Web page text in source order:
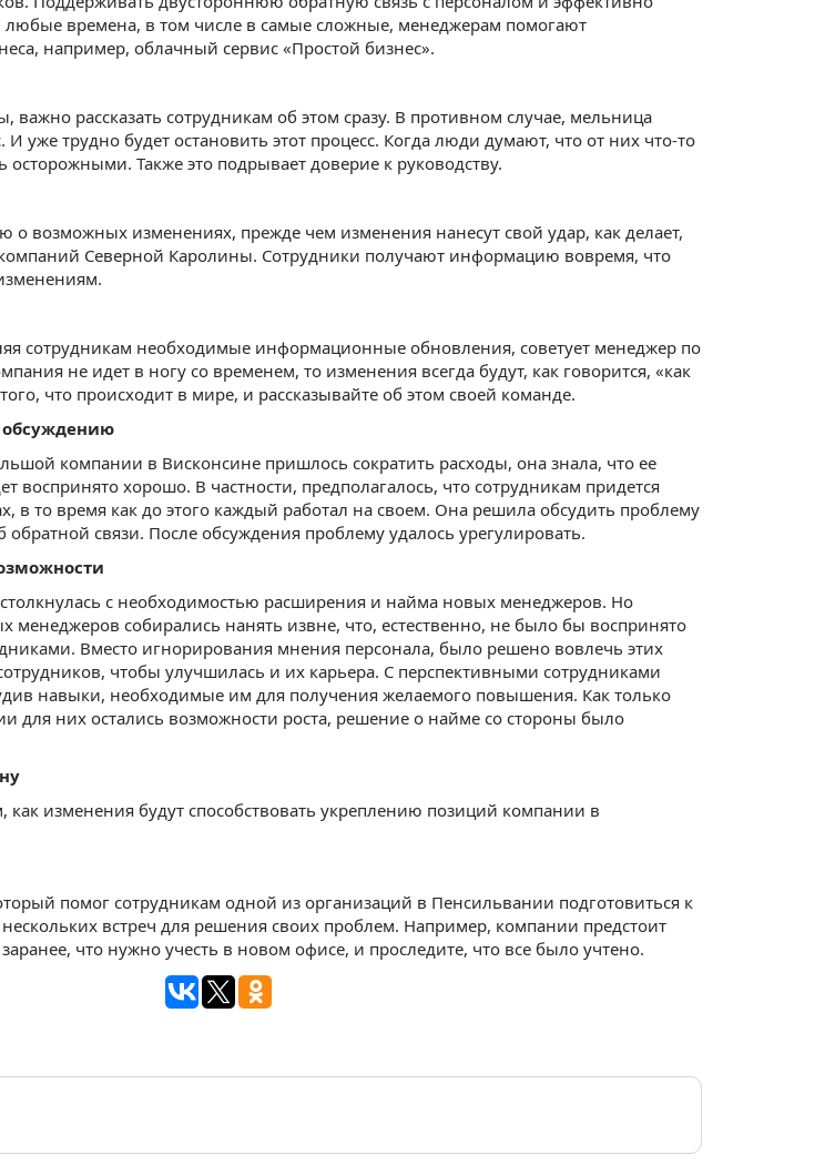
любые времена, в том числе в самые сложные, менеджерам помогают
например, облачный сервис «Простой бизнес».
важно рассказать сотрудникам об этом сразу. В противном случае, мельница
уже трудно будет остановить этот процесс. Когда люди думают, что от них что-то
осторожными. Также это подрывает доверие к руководству.
возможных изменениях, прежде чем изменения нанесут свой удар, как делает,
Северной Каролины. Сотрудники получают информацию вовремя, что
сотрудникам необходимые информационные обновления, советует менеджер по
не идет в ногу со временем, то изменения всегда будут, как говорится, «как
что происходит в мире, и рассказывайте об этом своей команде.
обсуждению
компании в Висконсине пришлось сократить расходы, она знала, что ее
воспринято хорошо. В частности, предполагалось, что сотрудникам придется
в то время как до этого каждый работал на своем. Она решила обсудить проблему
связи. После обсуждения проблему удалось урегулировать.
с необходимостью расширения и найма новых менеджеров. Но
менеджеров собирались нанять извне, что, естественно, не было бы воспринято
Вместо игнорирования мнения персонала, было решено вовлечь этих
чтобы улучшилась и их карьера. С перспективными сотрудниками
навыки, необходимые им для получения желаемого повышения. Как только
для них остались возможности роста, решение о найме со стороны было
как изменения будут способствовать укреплению позиций компании в
помог сотрудникам одной из организаций в Пенсильвании подготовиться к
встреч для решения своих проблем. Например, компании предстоит
что нужно учесть в новом офисе, и проследите, что все было учтено.